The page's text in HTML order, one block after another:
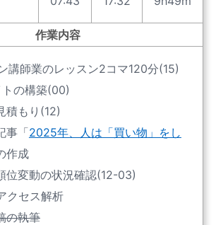
作業内容
講師業のレッスン2コマ120分(15)
の構築(00)
積もり(12)
事「2025年、人は「買い物」をし
作成
位変動の状況確認(12-03)
クセス解析
の執筆